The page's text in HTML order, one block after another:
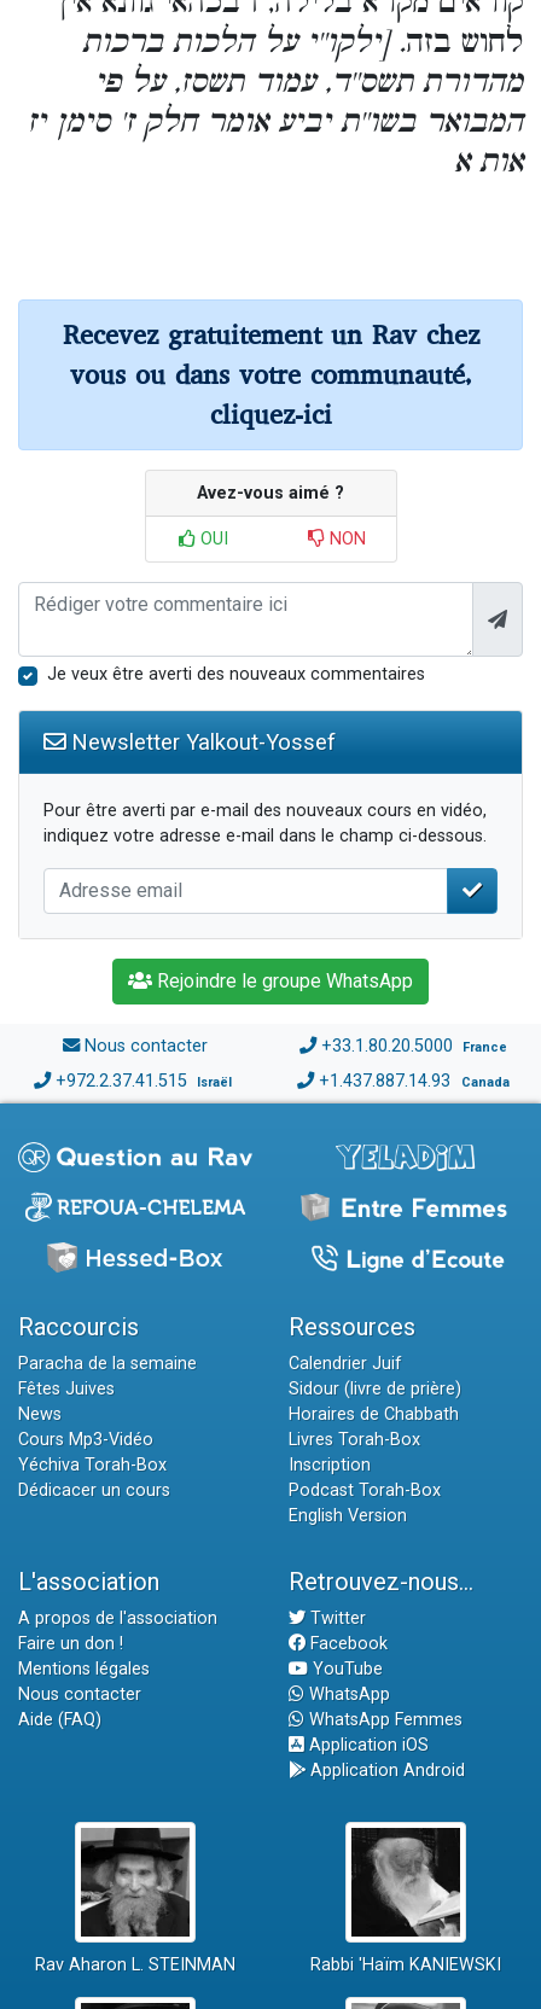
לחוש בזה. [ילקו''י על הלכות ברכות
מהדורת תשס''ד, עמוד תשסז, על פי
המבואר בשו''ת יביע אומר חלק ז' סימן יז
אות א
Recevez gratuitement un Rav chez
vous ou dans votre communauté,
cliquez-ici
Avez-vous aimé ?
OUI NON
Je veux être averti des nouveaux commentaires
Newsletter Yalkout-Yossef
Pour être averti par e-mail des nouveaux cours en vidéo,
indiquez votre adresse e-mail dans le champ ci-dessous.
Rejoindre le groupe WhatsApp
Nous contacter +33.1.80.20.5000 France
+972.2.37.41.515 Israël +1.437.887.14.93 Canada
Raccourcis
Paracha de la semaine
Fêtes Juives
News
Cours Mp3-Vidéo
Yéchiva Torah-Box
Dédicacer un cours
Ressources
Calendrier Juif
Sidour (livre de prière)
Horaires de Chabbath
Livres Torah-Box
Inscription
Podcast Torah-Box
English Version
L'association
A propos de l'association
Faire un don !
Mentions légales
Nous contacter
Aide (FAQ)
Retrouvez-nous...
Twitter
Facebook
YouTube
WhatsApp
WhatsApp Femmes
Application iOS
Application Android
Rav Aharon L. STEINMAN Rabbi 'Haïm KANIEWSKI